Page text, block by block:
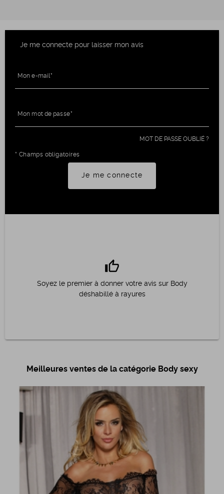
Je me connecte pour laisser mon avis
* Champs obligatoires
Mon e-mail
Mon mot de passe
MOT DE PASSE OUBLIÉ ?
Je me connecte
thumb_up
Soyez le premier à donner votre avis sur Body
déshabillé à rayures
Meilleures ventes de la catégorie Body sexy